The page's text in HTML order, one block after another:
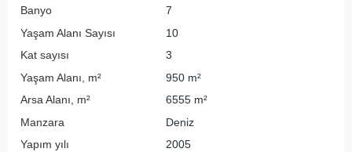
Banyo
7
Yaşam Alanı Sayısı
10
Kat sayısı
3
Yaşam Alanı, m²
950 m²
Arsa Alanı, m²
6555 m²
Manzara
Deniz
Yapım yılı
2005